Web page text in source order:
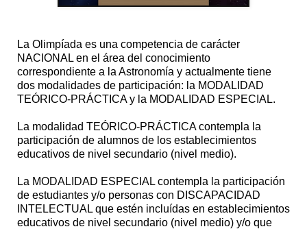
La Olimpíada es una competencia de carácter
NACIONAL en el área del conocimiento
correspondiente a la Astronomía y actualmente tiene
dos modalidades de participación: la MODALIDAD
TEÓRICO-PRÁCTICA y la MODALIDAD ESPECIAL.
La modalidad TEÓRICO-PRÁCTICA contempla la
participación de alumnos de los establecimientos
educativos de nivel secundario (nivel medio).
La MODALIDAD ESPECIAL contempla la participación
de estudiantes y/o personas con DISCAPACIDAD
INTELECTUAL que estén incluídas en establecimientos
educativos de nivel secundario (nivel medio) y/o que